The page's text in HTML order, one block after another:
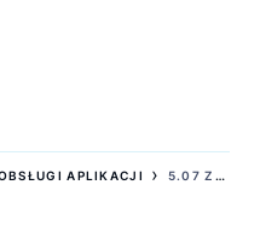
APLIKACJI › 5.07 ZARZĄDZANIE KATALOGIEM – NIESTANDARDOWE SŁOWA KLUCZOWE